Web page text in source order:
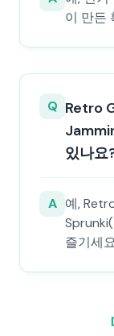
이 만든
Q Retro
있나요
A 예,
즐기세